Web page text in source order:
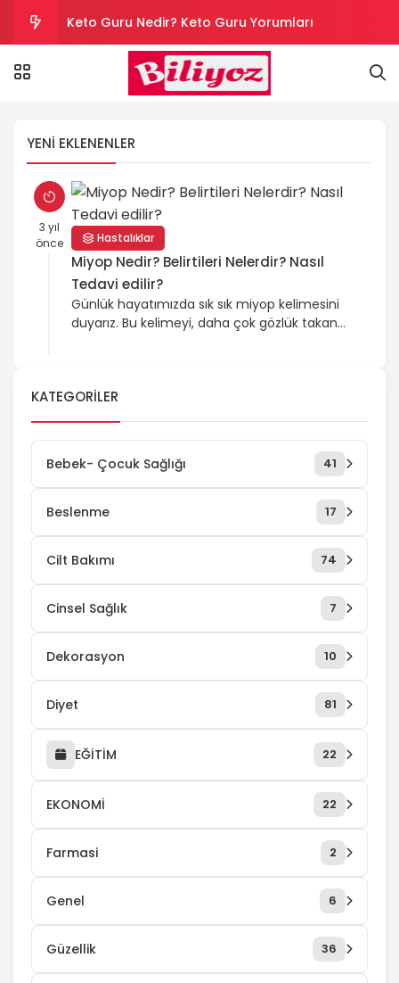
Keto Guru Nedir? Keto Guru Yorumları
Karındaki Selülitler Nasıl Gider? Göbek Selüliti
Yorumları
Son Kullanım Süresi Tarihi Geçmiş Batikon
Kullanılır mı?
YENI EKLENENLER
3 yıl
önce
Hastalıklar
Miyop Nedir? Belirtileri Nelerdir? Nasıl
Tedavi edilir?
Günlük hayatımızda sık sık miyop kelimesini
duyarız. Bu kelimeyi, daha çok gözlük takan
edilen sorulardır. Miyop Nedir? Evet bu bir göz
sorunudur. Miyop olan insanlar uzaktaki
nesneleri tam olarak göremez ancak
yakındaki nesneleri tam olarak
görebilirler. Miyop rahatsızlığı daha […]
KATEGORILER
Bebek- Çocuk Sağlığı 41
Beslenme 17
Cilt Bakımı 74
Cinsel Sağlık 7
Dekorasyon 10
Diyet 81
EĞİTİM 22
EKONOMİ 22
Farmasi 2
Genel 6
Güzellik 36